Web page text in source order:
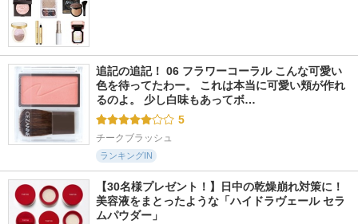
追記の追記！ 06 フラワーコーラル こんな可愛い
色を待ってたわー。 これは本当に可愛い頬が作れ
るのよ。 少し白味もあってボ…
5
チークブラッシュ
ランキングIN
【30名様プレゼント！】日中の乾燥崩れ対策に！
美容液をまとったような「ハイドラヴェール セラ
ムパウダー」